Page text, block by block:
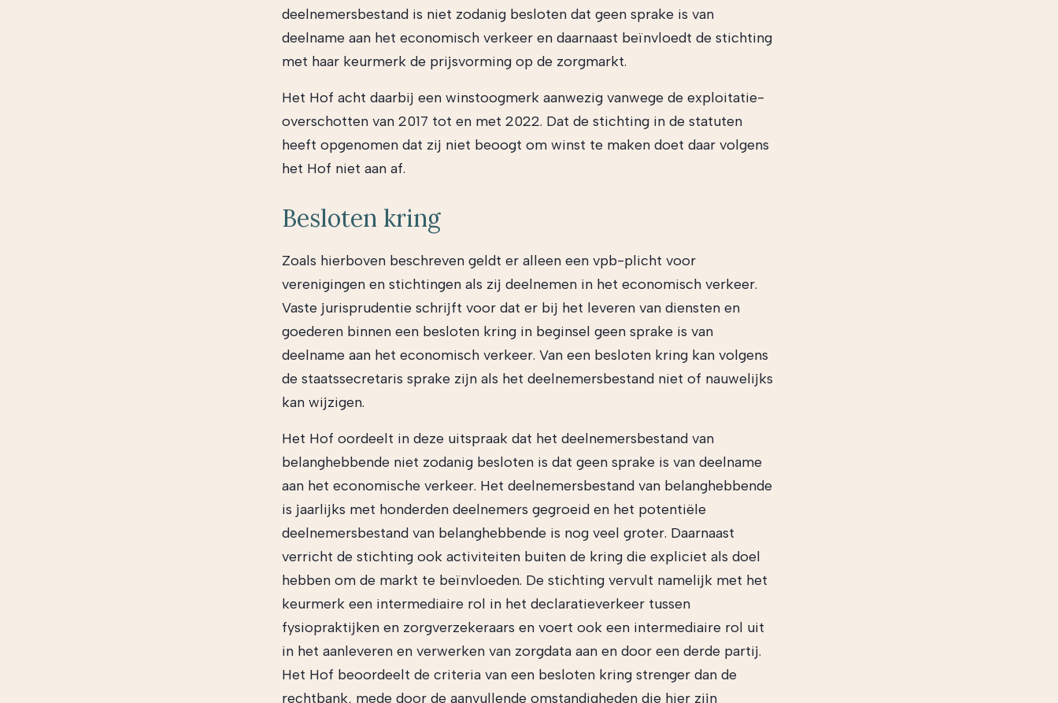
deelnemersbestand is niet zodanig besloten dat geen sprake is van
deelname aan het economisch verkeer en daarnaast beïnvloedt de stichting
met haar keurmerk de prijsvorming op de zorgmarkt.
Het Hof acht daarbij een winstoogmerk aanwezig vanwege de exploitatie-
overschotten van 2017 tot en met 2022. Dat de stichting in de statuten
heeft opgenomen dat zij niet beoogt om winst te maken doet daar volgens
het Hof niet aan af.
Besloten kring
Zoals hierboven beschreven geldt er alleen een vpb-plicht voor
verenigingen en stichtingen als zij deelnemen in het economisch verkeer.
Vaste jurisprudentie schrijft voor dat er bij het leveren van diensten en
goederen binnen een besloten kring in beginsel geen sprake is van
deelname aan het economisch verkeer. Van een besloten kring kan volgens
de staatssecretaris sprake zijn als het deelnemersbestand niet of nauwelijks
kan wijzigen.
Het Hof oordeelt in deze uitspraak dat het deelnemersbestand van
belanghebbende niet zodanig besloten is dat geen sprake is van deelname
aan het economische verkeer. Het deelnemersbestand van belanghebbende
is jaarlijks met honderden deelnemers gegroeid en het potentiële
deelnemersbestand van belanghebbende is nog veel groter. Daarnaast
verricht de stichting ook activiteiten buiten de kring die expliciet als doel
hebben om de markt te beïnvloeden. De stichting vervult namelijk met het
keurmerk een intermediaire rol in het declaratieverkeer tussen
fysiopraktijken en zorgverzekeraars en voert ook een intermediaire rol uit
in het aanleveren en verwerken van zorgdata aan en door een derde partij.
Het Hof beoordeelt de criteria van een besloten kring strenger dan de
rechtbank, mede door de aanvullende omstandigheden die hier zijn